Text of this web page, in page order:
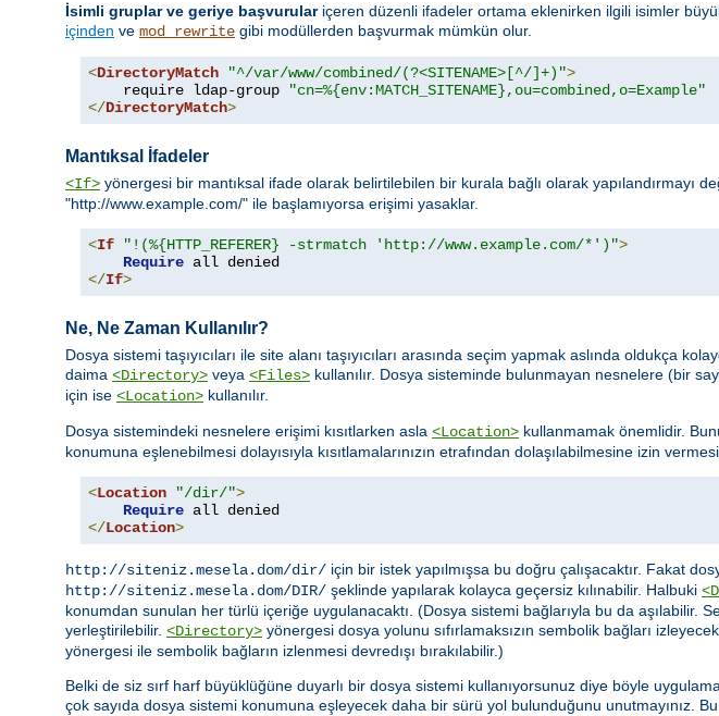
İsimli gruplar ve geriye başvurulariçeren düzenli ifadeler ortama eklenirken ilgili isimler
içinden ve mod_rewrite gibi modüllerden başvurmak mümkün olur.
<DirectoryMatch "^/var/www/combined/(?<SITENAME>[^/]+)">
    require ldap-group
"cn=%{env:MATCH_SITENAME},ou=combined,o=Example"
</DirectoryMatch>
Mantıksal İfadeler
<If> yönergesi bir mantıksal ifade olarak belirtilebilen bir kurala bağlı olarak yapılandırmayı
"http://www.example.com/" ile başlamıyorsa erişimi yasaklar.
<If "!(%{HTTP_REFERER} -strmatch 'http://www.example.com/*')">
Require
</If>
Ne, Ne Zaman Kullanılır?
Dosya sistemi taşıyıcıları ile site alanı taşıyıcıları arasında seçim yapmak aslında oldukça
daima <Directory> veya <Files> kullanılır. Dosya sisteminde bulunmayan nesnelere (bir
için ise <Location> kullanılır.
Dosya sistemindeki nesnelere erişimi kısıtlarken asla <Location> kullanmamak önemlidir.
konumuna eşlenebilmesi dolayısıyla kısıtlamalarınızın etrafından dolaşılabilmesine izin
<Location "/dir/">
Require
</Location>
http://siteniz.mesela.dom/dir/ için bir istek yapılmışsa bu doğru çalışacaktır. Fakat
http://siteniz.mesela.dom/DIR/ şeklinde yapılarak kolayca geçersiz kılınabilir. Halbuki
konumdan sunulan her türlü içeriğe uygulanacaktı. (Dosya sistemi bağlarıyla bu da aşılabilir.
yerleştirilebilir. <Directory> yönergesi dosya yolunu sıfırlamaksızın sembolik bağları
yönergesi ile sembolik bağların izlenmesi devredışı bırakılabilir.)
Belki de siz sırf harf büyüklüğüne duyarlı bir dosya sistemi kullanıyorsunuz diye böyle
çok sayıda dosya sistemi konumuna eşleyecek daha bir sürü yol bulunduğunu unutmayınız.